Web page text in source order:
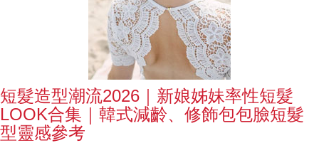
短髮造型潮流2026｜新娘姊妹率性短髮
LOOK合集｜韓式減齡、修飾包包臉短髮
型靈感參考